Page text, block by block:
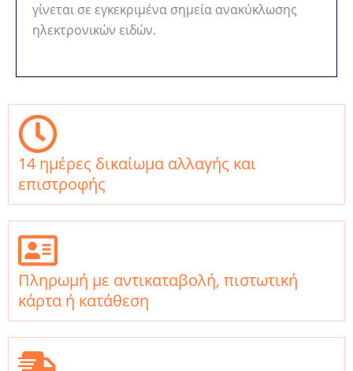
γίνεται σε εγκεκριμένα σημεία ανακύκλωσης
ηλεκτρονικών ειδών.
14 ημέρες δικαίωμα αλλαγής και
επιστροφής
Πληρωμή με αντικαταβολή, πιστωτική
κάρτα ή κατάθεση